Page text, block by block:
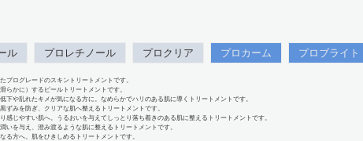
ル プロレチノール プロクリア プロカーム プロブライト
プログレードのスキントリートメントです。
らかに）するピールトリートメントです。
下や乱れたキメが気になる方に。なめらかでハリのある肌に導くトリートメントです。
ずみを防ぎ、クリアな肌へ整えるトリートメントです。
感じやすい肌へ。うるおいを与えてしっとり落ち着きのある肌に整えるトリートメントです。
いを与え、澄み渡るような肌に整えるトリートメントです。
る方へ。肌をひきしめるトリートメントです。